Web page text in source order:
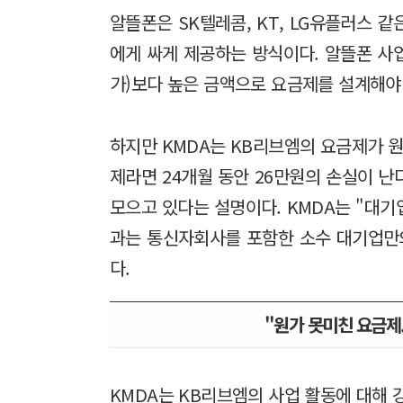
알뜰폰은 SK텔레콤, KT, LG유플러스
에게 싸게 제공하는 방식이다. 알뜰폰
가)보다 높은 금액으로 요금제를 설계해
하지만 KMDA는 KB리브엠의 요금제가
제라면 24개월 동안 26만원의 손실이
모으고 있다는 설명이다. KMDA는 "대
과는 통신자회사를 포함한 소수 대기업
다.
"원가 못미친 요금
KMDA는 KB리브엠의 사업 활동에 대해